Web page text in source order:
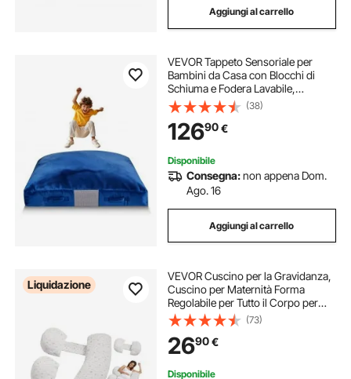
Aggiungi al carrello
VEVOR Tappeto Sensoriale per
Bambini da Casa con Blocchi di
Schiuma e Fodera Lavabile,
Cuscino Sensoriale per Bambini
con Ampia Zona di Atterraggio in
Schiuma, Cuscino Multifunzionale,
Blu
(38)
12690€
Disponibile
Consegna:non appena Dom.
Ago. 16
Aggiungi al carrello
Liquidazione
VEVOR Cuscino per la Gravidanza,
Cuscino per Maternità Forma
Regolabile per Tutto il Corpo per
Donne Incinte, Supporto per la
Gravidanza Morbido Traspirante
con Fodera Rimovibile e Lavabile
(73)
2690€
Disponibile